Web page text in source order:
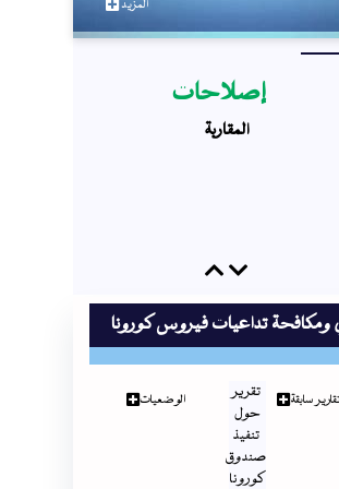
المزيد
إصلاحات
المقاربة
Previous
ومكافحة تداعيات فيروس كورونا
سابقة
تقرير
حول
تنفيذ
صندوق
كورونا
الوضعيات